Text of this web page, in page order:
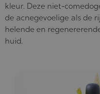
kleur. Deze niet-
de acnegevoelige als de
helende en
huid.